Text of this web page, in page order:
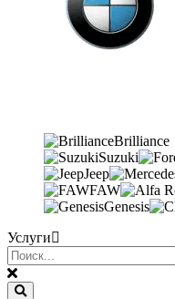
Brilliance
Suzuki
Jeep
FAW
Genesis
Услуги